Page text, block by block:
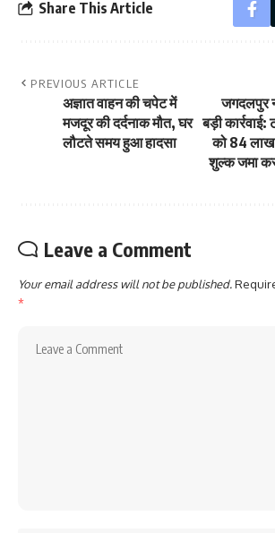
Share This Article
PREVIOUS ARTICLE
अज्ञात वाहन की चपेट में
मजदूर की दर्दनाक मौत, घर
लौटते समय हुआ हादसा
जगदलपुर
बड़ी कार्रवाई:
को 84
शुल्क जमा
Leave a Comment
Your email address will not be published.
*